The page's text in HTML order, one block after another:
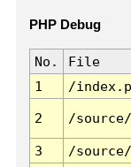
PHP Debug
No. File
1
/
2 /
3 /